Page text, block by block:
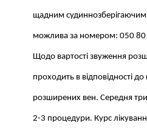
щадним
можлива за номером: 050 80
Щодо вартості звуження
проходить в відповідності до
розширених вен. Середня
2-3 процедури. Курс